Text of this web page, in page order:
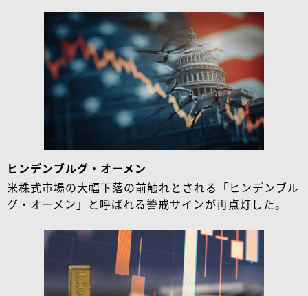
ヒンデンブルグ・オーメン
米株式市場の大幅下落の前触れとされる「ヒンデンブル
グ・オーメン」と呼ばれる警戒サインが再点灯した。